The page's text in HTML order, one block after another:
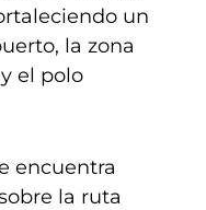
un
la zona
el polo
encuentra
la ruta